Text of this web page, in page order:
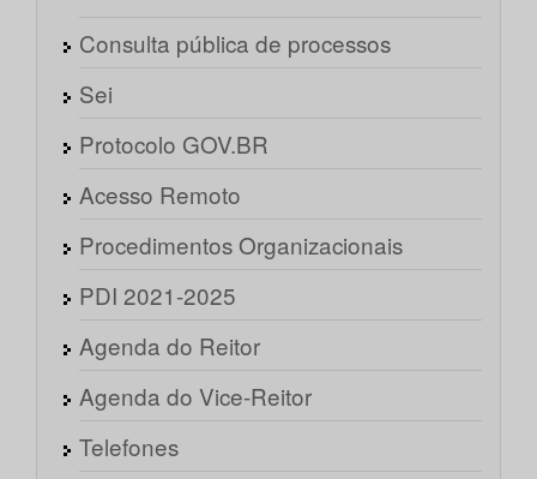
Consulta pública de processos
Sei
Protocolo GOV.BR
Acesso Remoto
Procedimentos Organizacionais
PDI 2021-2025
Agenda do Reitor
Agenda do Vice-Reitor
Telefones